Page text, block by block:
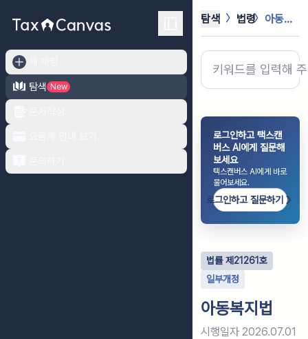
탐색
New
탐색 법령 아동복지법
로그인하고 택스캔
버스 AI에게 질문해
보세요
택스캔버스 AI에게 바로
물어보세요.
로그인하고 질문하기
법률제 21261호
일부개정
아동복지법
시행일자 2026.07.01